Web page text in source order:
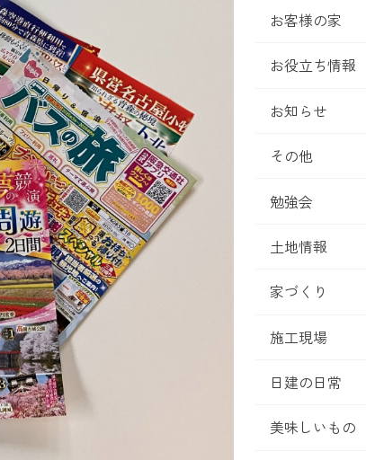
お客様の家
お役立ち情報
お知らせ
その他
勉強会
土地情報
家づくり
施工現場
日建の日常
美味しいもの